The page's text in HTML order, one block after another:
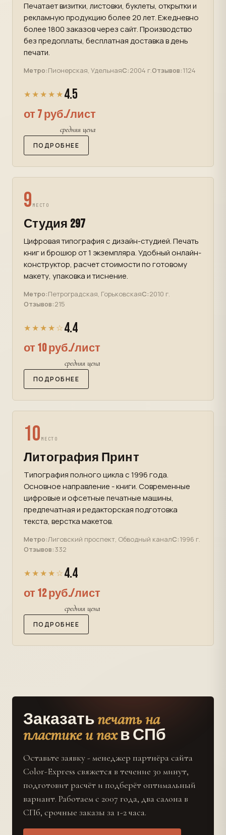
Печатает визитки, листовки, буклеты, открытки и
рекламную продукцию более 20 лет. Ежедневно
более 1800 заказов через сайт. Производство
без предоплаты, бесплатная доставка в день
печати.
Метро:Пионерская, УдельнаяС:2004 г.Отзывов:1124
★★★★★ 4.5
от 7 руб./лист
средняя цена
ПОДРОБНЕЕ
9 МЕСТО
Студия 297
Цифровая типография с дизайн-студией. Печать
книг и брошюр от 1 экземпляра. Удобный онлайн-
конструктор, расчет стоимости по готовому
макету, упаковка и тиснение.
Метро:Петроградская, ГорьковскаяС:2010 г.
Отзывов:215
★★★★☆ 4.4
от 10 руб./лист
средняя цена
ПОДРОБНЕЕ
10 МЕСТО
Литография Принт
Типография полного цикла с 1996 года.
Основное направление - книги. Современные
цифровые и офсетные печатные машины,
предпечатная и редакторская подготовка
текста, верстка макетов.
Метро:Лиговский проспект, Обводный каналС:1996 г.
Отзывов:332
★★★★☆ 4.4
от 12 руб./лист
средняя цена
ПОДРОБНЕЕ
Заказатьпечать на
пластике и пвхв СПб
Оставьте заявку - менеджер партнёра сайта
Color-Express свяжется в течение 30 минут,
подготовит расчёт и подберёт оптимальный
вариант. Работаем с 2007 года, два салона в
СПб, срочные заказы за 1-2 часа.